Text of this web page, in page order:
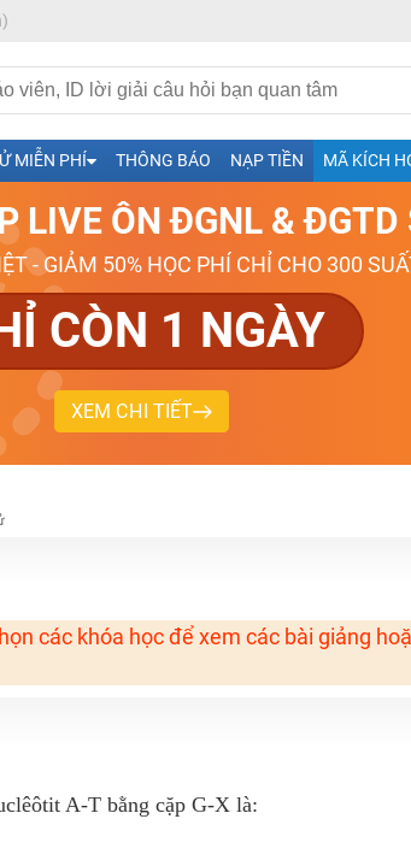
MIỄN PHÍ THÔNG BÁO NẠP TIỀN MÃ KÍCH
LIVE ÔN ĐGNL & ĐGTD
- GIẢM 50% HỌC PHÍ CHỈ CHO 300
CÒN 1 NGÀY
XEM CHI TIẾT
Cô giỏi, nổi tiếng
các khóa học để xem các bài giảng
A-T bằng cặp G-X là: